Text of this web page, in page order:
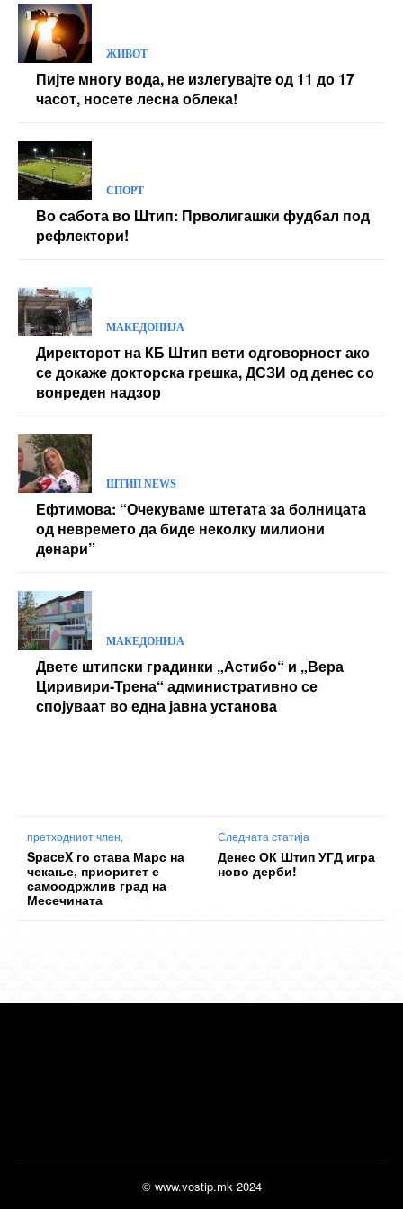
Yearly pricing
ЖИВОТ
Пијте многу вода, не излегувајте од 11 до 17
часот, носете лесна облека!
СПОРТ
Во сабота во Штип: Прволигашки фудбал под
рефлектори!
МАКЕДОНИЈА
Директорот на КБ Штип вети одговорност ако
се докаже докторска грешка, ДСЗИ од денес со
вонреден надзор
ШТИП NEWS
Ефтимова: “Очекуваме штетата за болницата
од невремето да биде неколку милиони
денари”
МАКЕДОНИЈА
Двете штипски градинки „Астибо“ и „Вера
Циривири-Трена“ административно се
спојуваат во една јавна установа
претходниот член,
SpaceX го става Марс на
чекање, приоритет е
самоодржлив град на
Месечината
Следната статија
Денес ОК Штип УГД игра
ново дерби!
© www.vostip.mk 2024